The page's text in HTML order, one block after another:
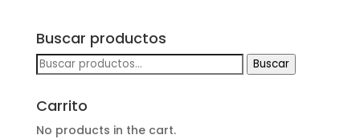
Buscar productos
Buscar
por:
Buscar
Carrito
No products in the cart.